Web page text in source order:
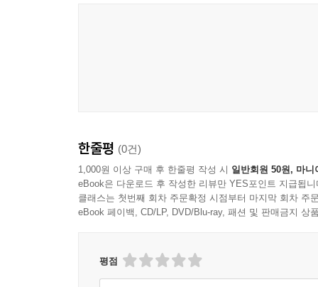
한줄평 (0건)
1,000원 이상 구매 후 한줄평 작성 시 일반회원 50원, 마니
eBook은 다운로드 후 작성한 리뷰만 YES포인트 지급됩니
클래스는 첫번째 회차 주문확정 시점부터 마지막 회차 주
eBook 페이백, CD/LP, DVD/Blu-ray, 패션 및 판매금지 상
평점